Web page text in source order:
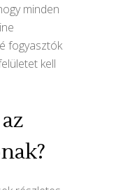
minden
fogyasztók
kell